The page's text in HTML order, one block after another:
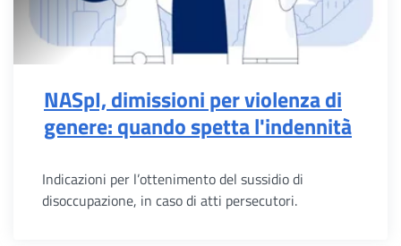
NASpI, dimissioni per violenza di
genere: quando spetta l'indennità
Indicazioni per l’ottenimento del sussidio di
disoccupazione, in caso di atti persecutori.